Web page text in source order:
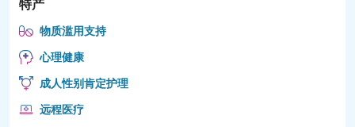
特产
物质滥用支持
心理健康
成人性别肯定护理
远程医疗